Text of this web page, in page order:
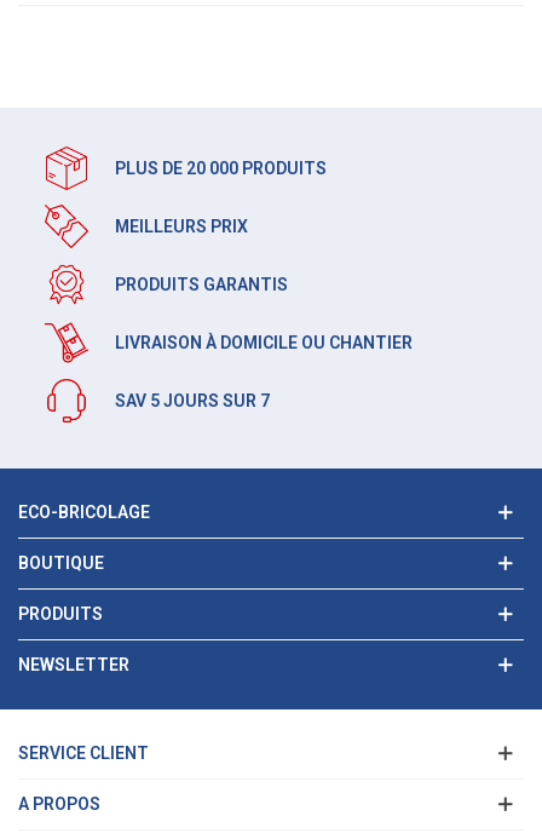
PLUS DE 20 000 PRODUITS
MEILLEURS PRIX
PRODUITS GARANTIS
LIVRAISON À DOMICILE OU CHANTIER
SAV 5 JOURS SUR 7
ECO-BRICOLAGE
BOUTIQUE
PRODUITS
NEWSLETTER
SERVICE CLIENT
A PROPOS